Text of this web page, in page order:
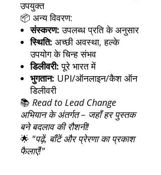
उपयुक्त
📦 अन्य विवरण:
संस्करण: उपलब्ध प्रति के अनुसार
स्थिति: अच्छी अवस्था, हल्के
उपयोग के चिन्ह संभव
डिलीवरी: पूरे भारत में
भुगतान: UPI/ऑनलाइन/कैश ऑन
डिलीवरी
📚 Read to Lead Change
अभियान के अंतर्गत – जहाँ हर पुस्तक
बने बदलाव की रौशनी!
🌟 "पढ़ें, बाँटें और प्रेरणा का प्रकाश
फैलाएँ!"